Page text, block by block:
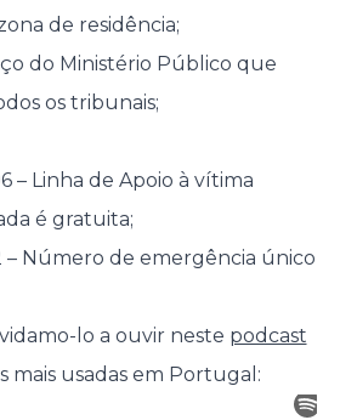
de residência;
do Ministério Público que
os tribunais;
– Linha de Apoio à vítima
é gratuita;
– Número de emergência único
lo a ouvir neste podcast
mais usadas em Portugal: